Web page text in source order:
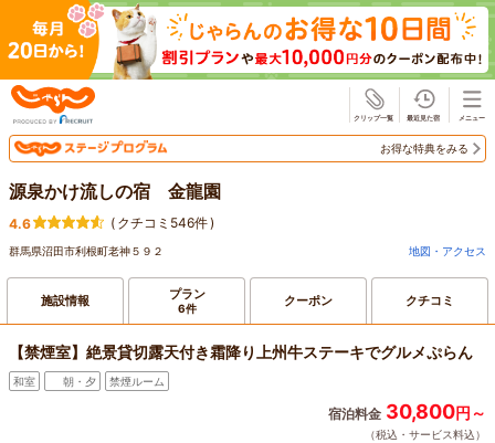
お得な特典をみる
源泉かけ流しの宿 金龍園
4.6 ( クチコミ546件)
群馬県沼田市利根町老神５９２ 地図・アクセス
施設情報 プラン
6件 クーポン クチコミ
【禁煙室】絶景貸切露天付き霜降り上州牛ステーキでグルメぷらん
和室 朝・夕 禁煙ルーム
宿泊料金 30,800円～
（税込・サービス料込）